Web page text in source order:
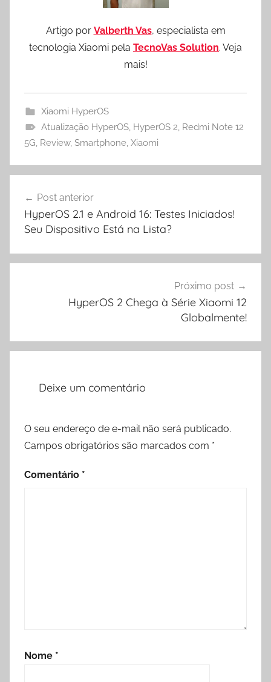
Artigo por Valberth Vas, especialista em
tecnologia Xiaomi pela TecnoVas Solution. Veja
mais!
Xiaomi HyperOS
Atualização HyperOS, HyperOS 2, Redmi Note 12
5G, Review, Smartphone, Xiaomi
de
Post
Post anterior
HyperOS 2.1 e Android 16: Testes Iniciados!
Seu Dispositivo Está na Lista?
Próximo post
HyperOS 2 Chega à Série Xiaomi 12
Globalmente!
Deixe um comentário
O seu endereço de e-mail não será publicado.
Campos obrigatórios são marcados com *
Comentário *
Nome *